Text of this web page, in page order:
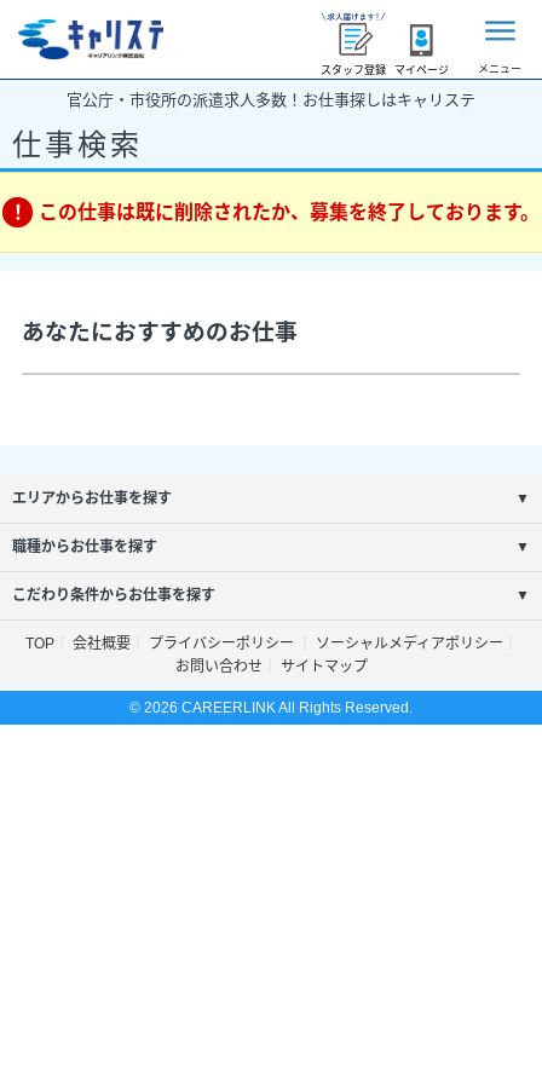
スタッフ登録 マイページ メニュー
官公庁・市役所の派遣求人多数！お仕事探しはキャリステ
仕事検索
この仕事は既に削除されたか、募集を終了しております。
あなたにおすすめのお仕事
エリアからお仕事を探す ▼
職種からお仕事を探す ▼
こだわり条件からお仕事を探す ▼
TOP 会社概要 プライバシーポリシー
ソーシャルメディアポリシー
お問い合わせ
サイトマップ
© 2026 CAREERLINK All Rights Reserved.